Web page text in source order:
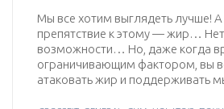
Мы все хотим выглядеть лучше! А
препятствие к этому — жир…
возможности… Но, даже когда
ограничивающим фактором, вы
атаковать жир и поддерживать